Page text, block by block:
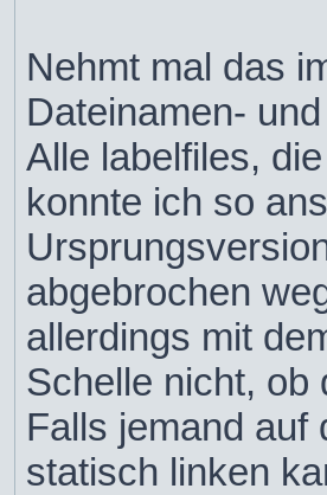
Nehmt mal das
Dateinamen-
Alle labelfiles,
konnte ich so
abgebrochen
allerdings mit
Schelle nicht, ob
Falls jemand auf
statisch linken